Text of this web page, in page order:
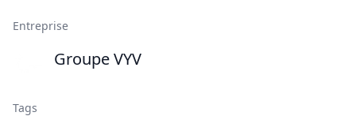
Entreprise
Groupe VYV
Tags